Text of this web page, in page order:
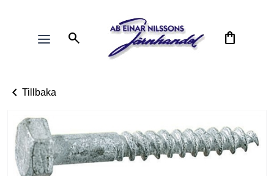
search shopping_bag
chevron_left Tillbaka